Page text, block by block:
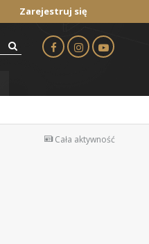
Zarejestruj się
Cała aktywność